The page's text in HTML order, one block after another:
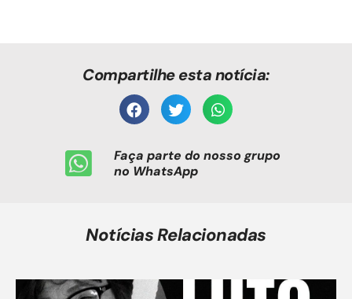
Compartilhe esta notícia:
Faça parte do nosso grupo
no WhatsApp
Notícias Relacionadas